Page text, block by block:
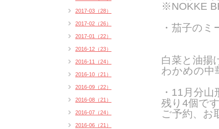
※NOKKE
・茄子の
白菜と油揚
わかめの中
・11月分山
残り4個で
ご予約、お
2017-03（28）
2017-02（26）
2017-01（22）
2016-12（23）
2016-11（24）
2016-10（21）
2016-09（22）
2016-08（21）
2016-07（24）
2016-06（21）